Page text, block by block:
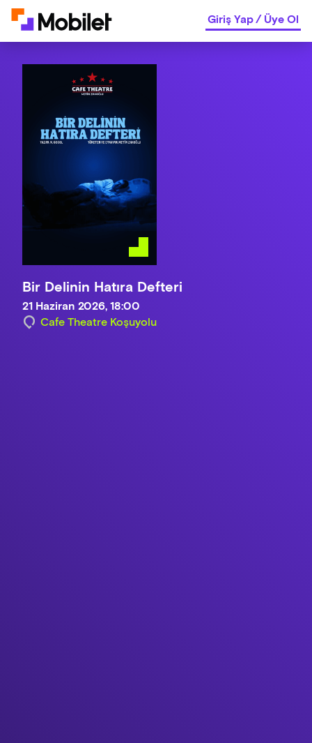
Giriş Yap/Üye Ol
Bir Delinin Hatıra Defteri
21 Haziran 2026, 18:00
Cafe Theatre Koşuyolu